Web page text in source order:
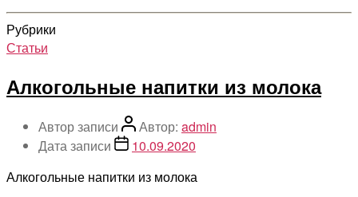
Рубрики
Статьи
Алкогольные напитки из молока
Автор записи Автор: admin
Дата записи
10.09.2020
Алкогольные напитки из молока